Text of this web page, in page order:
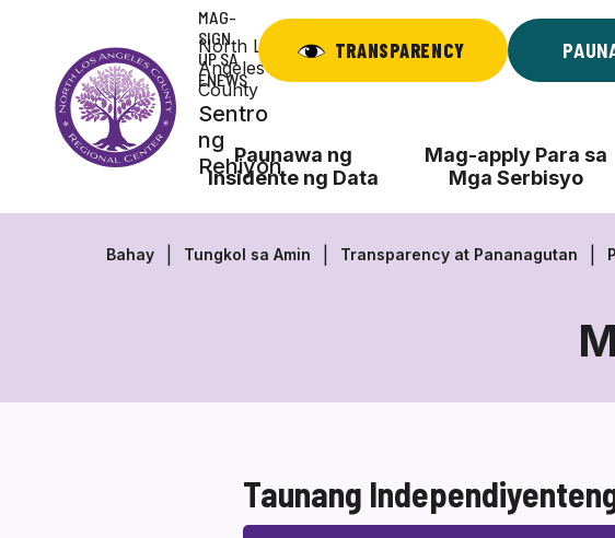
nilalaman
North Los
Angeles
County
Sentro
ng
Rehiyon
MAG-
SIGN
UP SA
ENEWS
TRANSPARENCY
Paunawa ng
Insidente ng Data
Mag-apply Para sa
Mga Serbisyo
Bahay Tungkol sa Amin Transparency at Pananagutan
Taunang